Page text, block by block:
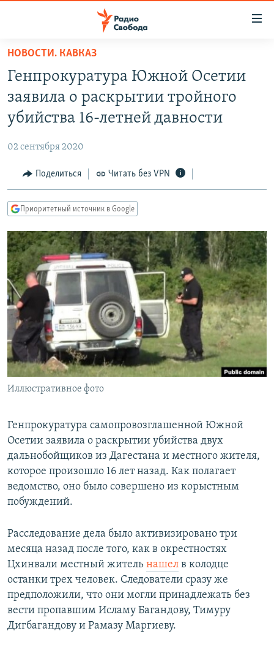
упрощенного
доступа
основному
Вернутся
Вернутся
поиску
ПОДКАСТЫ
АВТОРСКИЕ ПРОЕКТЫ
МНЕНИЯ
КУЛЬТУРА
КАВКАЗ.РЕАЛИИ
СЕВЕР.РЕАЛИИ
СИБИРЬ.РЕАЛИИ
РАСПИСАНИЕ ВЕЩАНИЯ
ПОДПИШИТЕСЬ НА РАССЫЛКУ
СОЦИАЛЬНЫЕ СЕТИ
Все сайты РСЕ/РС
НОВОСТИ. КАВКАЗ
Генпрокуратура Южной Осетии
заявила о раскрытии тройного
убийства 16-летней давности
02 сентября 2020
Поделиться Читать без VPN
Приоритетный источник в Google
Иллюстративное фото
Генпрокуратура самопровозглашенной Южной
Осетии заявила о раскрытии убийства двух
дальнобойщиков из Дагестана и местного жителя,
которое произошло 16 лет назад. Как полагает
ведомство, оно было совершено из корыстным
побуждений.
Расследование дела было активизировано три
месяца назад после того, как в окрестностях
Цхинвали местный житель нашел в колодце
останки трех человек. Следователи сразу же
предположили, что они могли принадлежать без
вести пропавшим Исламу Багандову, Тимуру
Дигбагандову и Рамазу Маргиеву.